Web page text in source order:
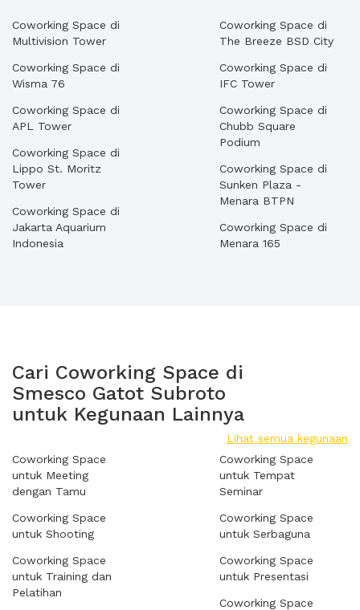
Coworking Space di
Multivision Tower
Coworking Space di
Wisma 76
Coworking Space di
APL Tower
Coworking Space di
Lippo St. Moritz
Tower
Coworking Space di
Jakarta Aquarium
Indonesia
Coworking Space di
The Breeze BSD City
Coworking Space di
IFC Tower
Coworking Space di
Chubb Square
Podium
Coworking Space di
Sunken Plaza -
Menara BTPN
Coworking Space di
Menara 165
Cari Coworking Space di
Smesco Gatot Subroto
untuk Kegunaan Lainnya
Lihat semua kegunaan
Coworking Space
untuk Meeting
dengan Tamu
Coworking Space
untuk Shooting
Coworking Space
untuk Training dan
Pelatihan
Coworking Space
untuk Tempat
Seminar
Coworking Space
untuk Serbaguna
Coworking Space
untuk Presentasi
Coworking Space